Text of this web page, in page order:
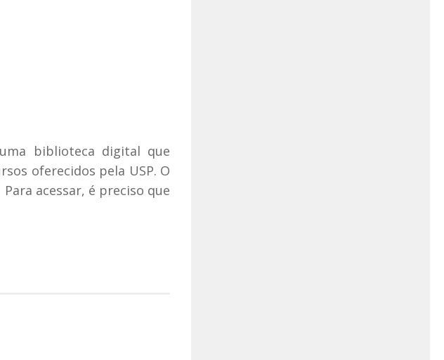
biblioteca digital que
oferecidos pela USP. O
acessar, é preciso que